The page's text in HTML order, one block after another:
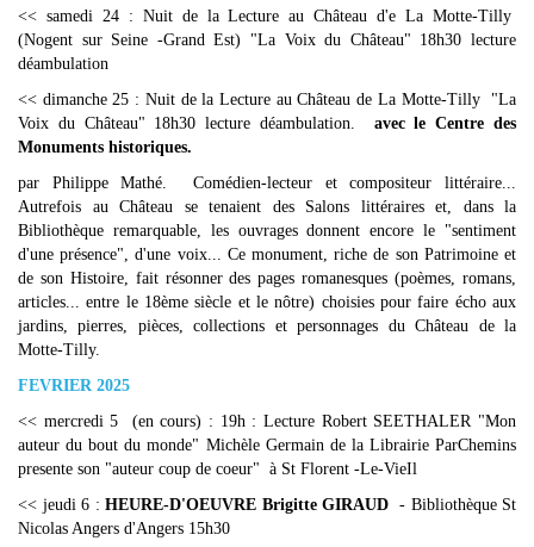
<< samedi 24 : Nuit de la Lecture au Château d'e La Motte-Tilly
(Nogent sur Seine -Grand Est) "La Voix du Château" 18h30 lecture
déambulation
<< dimanche 25 : Nuit de la Lecture au Château de La Motte-Tilly "La
Voix du Château" 18h30 lecture déambulation. avec le Centre des
Monuments historiques.
par Philippe Mathé. Comédien-lecteur et compositeur littéraire...
Autrefois au Château se tenaient des Salons littéraires et, dans la
Bibliothèque remarquable, les ouvrages donnent encore le "sentiment
d'une présence", d'une voix... Ce monument, riche de son Patrimoine et
de son Histoire, fait résonner des pages romanesques (poèmes, romans,
articles... entre le 18ème siècle et le nôtre) choisies pour faire écho aux
jardins, pierres, pièces, collections et personnages du Château de la
Motte-Tilly.
FEVRIER 2025
<< mercredi 5 (en cours) : 19h : Lecture Robert SEETHALER "Mon
auteur du bout du monde" Michèle Germain de la Librairie ParChemins
presente son "auteur coup de coeur" à St Florent -Le-VieIl
<< jeudi 6 : HEURE-D'OEUVRE Brigitte GIRAUD - Bibliothèque St
Nicolas Angers d'Angers 15h30